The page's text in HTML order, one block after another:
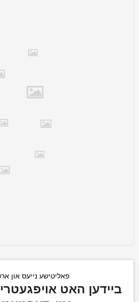
פאליטישע נייעס און
ביידען האט